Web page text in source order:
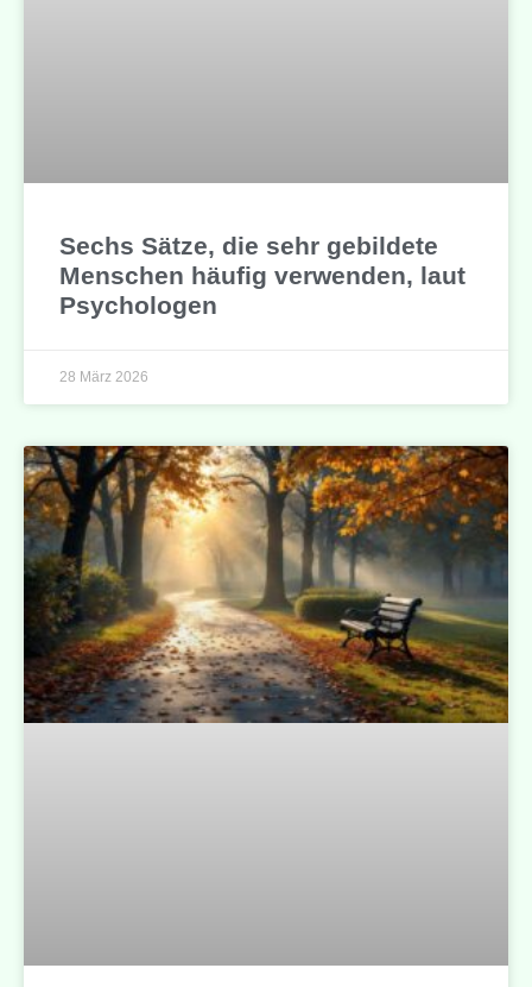
Sechs Sätze, die sehr gebildete
Menschen häufig verwenden, laut
Psychologen
28 März 2026